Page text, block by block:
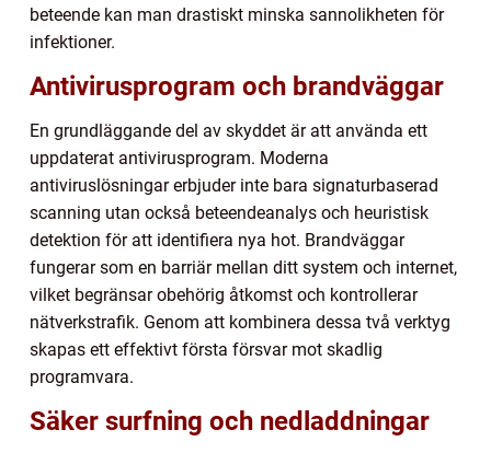
beteende kan man drastiskt minska sannolikheten för
infektioner.
Antivirusprogram och brandväggar
En grundläggande del av skyddet är att använda ett
uppdaterat antivirusprogram. Moderna
antiviruslösningar erbjuder inte bara signaturbaserad
scanning utan också beteendeanalys och heuristisk
detektion för att identifiera nya hot. Brandväggar
fungerar som en barriär mellan ditt system och internet,
vilket begränsar obehörig åtkomst och kontrollerar
nätverkstrafik. Genom att kombinera dessa två verktyg
skapas ett effektivt första försvar mot skadlig
programvara.
Säker surfning och nedladdningar